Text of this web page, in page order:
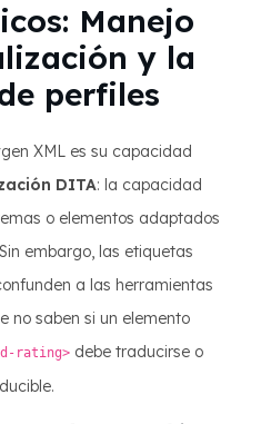
Manejo
y la
perfiles
XML es su capacidad
DITA: la capacidad
o elementos adaptados
embargo, las etiquetas
a las herramientas
no saben si un elemento
rating> debe traducirse o